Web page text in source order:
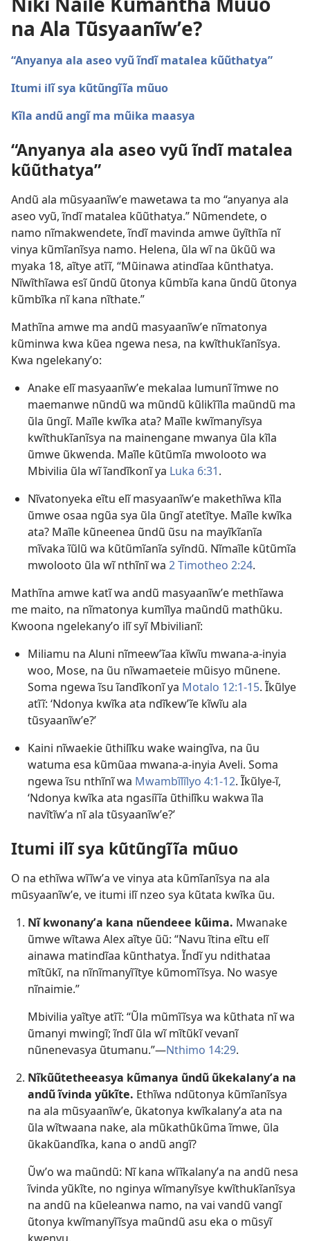
na Ala Tũsyaanĩwʼe?
“Anyanya ala aseo vyũ ĩndĩ matalea kũũthatya”
Itumi ilĩ sya kũtũngĩĩa mũuo
Kĩla andũ angĩ ma mũika maasya
“Anyanya ala aseo vyũ ĩndĩ matalea
kũũthatya”
Andũ ala mũsyaanĩwʼe mawetawa ta mo “anyanya ala
aseo vyũ, ĩndĩ matalea kũũthatya.” Nũmendete, o
namo nĩmakwendete, ĩndĩ mavinda amwe ũyĩthĩa nĩ
vinya kũmĩanĩsya namo. Helena, ũla wĩ na ũkũũ wa
myaka 18, aĩtye atĩĩ, “Mũinawa atindĩaa kũnthatya.
Nĩwĩthĩawa esĩ ũndũ ũtonya kũmbĩa kana ũndũ ũtonya
kũmbĩka nĩ kana nĩthate.”
Mathĩna amwe ma andũ masyaanĩwʼe nĩmatonya
kũminwa kwa kũea ngewa nesa, na kwĩthukĩanĩsya.
Kwa ngelekanyʼo:
Anake elĩ masyaanĩwʼe mekalaa lumunĩ ĩmwe no
maemanwe nũndũ wa mũndũ kũlikĩĩla maũndũ ma
ũla ũngĩ. Maĩle kwĩka ata? Maĩle kwĩmanyĩsya
kwĩthukĩanĩsya na mainengane mwanya ũla kĩla
ũmwe ũkwenda. Maĩle kũtũmĩa mwolooto wa
Mbivilia ũla wĩ ĩandĩkonĩ ya Luka 6:​31.
Nĩvatonyeka eĩtu elĩ masyaanĩwʼe makethĩwa kĩla
ũmwe osaa ngũa sya ũla ũngĩ atetĩtye. Maĩle kwĩka
ata? Maĩle kũneenea ũndũ ũsu na mayĩkĩanĩa
mĩvaka ĩũlũ wa kũtũmĩanĩa syĩndũ. Nĩmaĩle kũtũmĩa
mwolooto ũla wĩ nthĩnĩ wa 2 Timotheo 2:​24.
Mathĩna amwe katĩ wa andũ masyaanĩwʼe methĩawa
me maito, na nĩmatonya kumĩlya maũndũ mathũku.
Kwoona ngelekanyʼo ilĩ syĩ Mbivilianĩ:
Miliamu na Aluni nĩmeewʼĩaa kĩwĩu mwana-a-inyia
woo, Mose, na ũu nĩwamaeteie mũisyo mũnene.
Soma ngewa ĩsu ĩandĩkonĩ ya Motalo 12:​1-​15. Ĩkũlye
atĩĩ: ‘Ndonya kwĩka ata ndĩkewʼĩe kĩwĩu ala
tũsyaanĩwʼe?’
Kaini nĩwaekie ũthilĩku wake waingĩva, na ũu
watuma esa kũmũaa mwana-a-inyia Aveli. Soma
ngewa ĩsu nthĩnĩ wa Mwambĩlĩlyo 4:​1-​12. Ĩkũlye-ĩ,
‘Ndonya kwĩka ata ngasiĩĩa ũthilĩku wakwa ĩla
navĩtĩwʼa nĩ ala tũsyaanĩwʼe?’
Itumi ilĩ sya kũtũngĩĩa mũuo
O na ethĩwa wĩĩwʼa ve vinya ata kũmĩanĩsya na ala
mũsyaanĩwʼe, ve itumi ilĩ nzeo sya kũtata kwĩka ũu.
Nĩ kwonanyʼa kana nũendeee kũima. Mwanake
ũmwe wĩtawa Alex aĩtye ũũ: “Navu ĩtina eĩtu elĩ
ainawa matindĩaa kũnthatya. Ĩndĩ yu ndithataa
mĩtũkĩ, na nĩnĩmanyĩĩtye kũmomĩĩsya. No wasye
nĩnaimie.”
Mbivilia yaĩtye atĩĩ: “Ũla mũmĩĩsya wa kũthata nĩ wa
ũmanyi mwingĩ; ĩndĩ ũla wĩ mĩtũkĩ vevanĩ
nũnenevasya ũtumanu.”​—Nthimo 14:29.
Nĩkũũtetheeasya kũmanya ũndũ ũkekalanyʼa na
andũ ĩvinda yũkĩte. Ethĩwa ndũtonya kũmĩanĩsya
na ala mũsyaanĩwʼe, ũkatonya kwĩkalanyʼa ata na
ũla wĩtwaana nake, ala mũkathũkũma ĩmwe, ũla
ũkakũandĩka, kana o andũ angĩ?
Ũwʼo wa maũndũ: Nĩ kana wĩĩkalanyʼa na andũ nesa
ĩvinda yũkĩte, no nginya wĩmanyĩsye kwĩthukĩanĩsya
na andũ na kũeleanwa namo, na vai vandũ vangĩ
ũtonya kwĩmanyĩĩsya maũndũ asu eka o mũsyĩ